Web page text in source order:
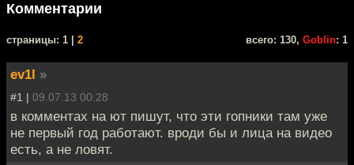
Комментарии
cтраницы: 1 | 2 всего: 130, Goblin: 1
ev1l »
#1 | 09.07.13 00:28
в комментах на ют пишут, что эти гопники там уже
не первый год работают. вроди бы и лица на видео
есть, а не ловят.